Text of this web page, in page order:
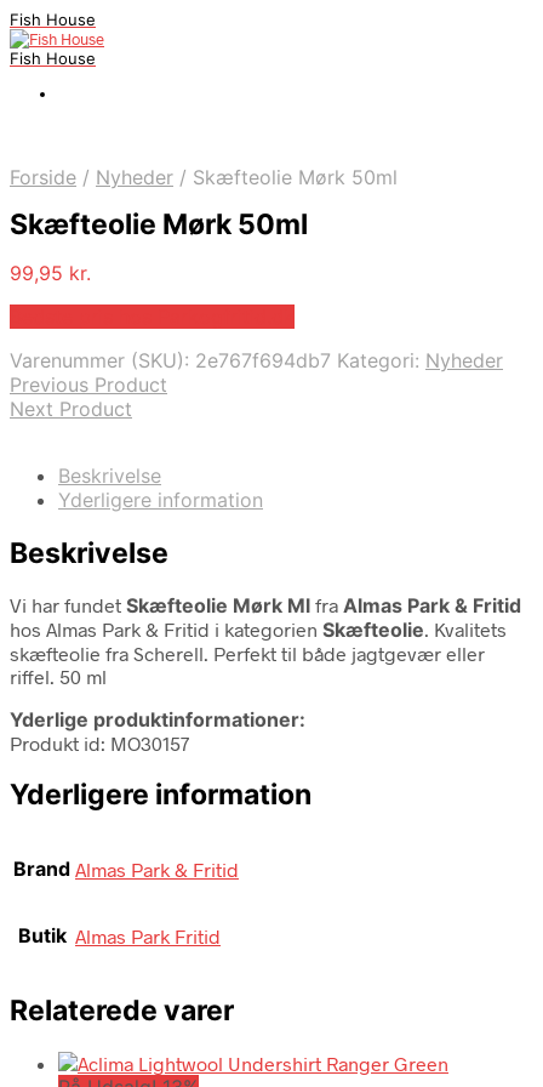
Fish House
Fish House
Forside / Nyheder / Skæfteolie Mørk 50ml
Skæfteolie Mørk 50ml
99,95 kr.
Varenummer (SKU): 2e767f694db7 Kategori: Nyheder
Previous Product
Next Product
Beskrivelse
Yderligere information
Beskrivelse
Vi har fundet Skæfteolie Mørk Ml fra Almas Park & Fritid
hos Almas Park & Fritid i kategorien Skæfteolie. Kvalitets
skæfteolie fra Scherell. Perfekt til både jagtgevær eller
riffel. 50 ml
Yderlige produktinformationer:
Produkt id: MO30157
Yderligere information
Brand Almas Park & Fritid
Butik Almas Park Fritid
Relaterede varer